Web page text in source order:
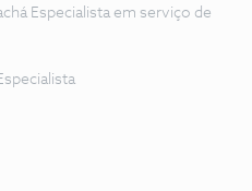
Especialista em serviço de